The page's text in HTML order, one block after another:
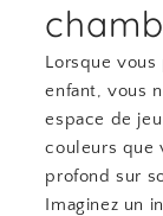
Lorsque
enfant, vous
espace de
couleurs que
profond sur
Imaginez un